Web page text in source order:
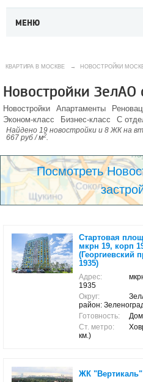
МЕНЮ
КВАРТИРА В МОСКВЕ → НОВОСТРОЙКИ
Новостройки ЗелАО
Новостройки Апартаменты
Эконом-класс
Бизнес-класс С
Найдено 19 новостройки и 8 ЖК на
667 руб / м2.
Посмотреть
Стартовая
мкрн 19, корп
(Георгиевский
1935)
Адрес:
1935
Округ:
район:
Готовность:
Ст. метро:
км.)
ЖК "Вертикаль"